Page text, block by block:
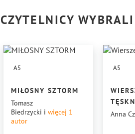
CZYTELNICY
A5
MIŁOSNY SZTORM
Tomasz
Biedrzycki i więcej 1
autor
A5
Anna